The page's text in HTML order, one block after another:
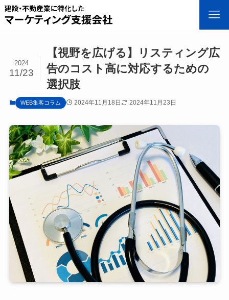
【視野を広げる】リスティング広
告のコスト高に対応するための
選択肢
2024
11/23
WEB集客コラム 2024年11月18日 2024年11月23日